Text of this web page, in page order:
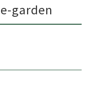
garden